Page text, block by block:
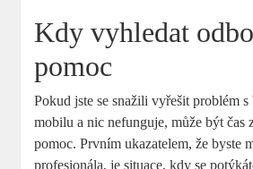
Kdy vyhledat
pomoc
Pokud jste se snažili vyřešit problém
mobilu a nic nefunguje, může být čas
pomoc. Prvním ukazatelem, že byste
profesionála, je situace, kdy se